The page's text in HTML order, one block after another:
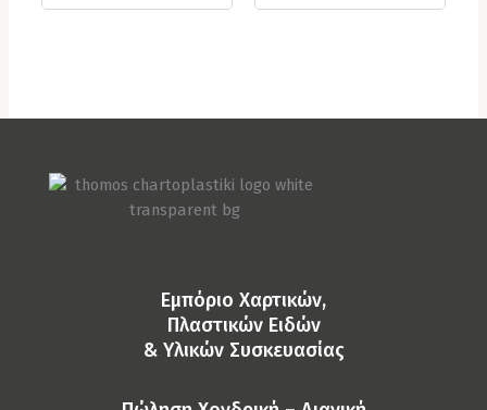
Eμπόριο Χαρτικών,
Πλαστικών Ειδών
& Yλικών Συσκευασίας